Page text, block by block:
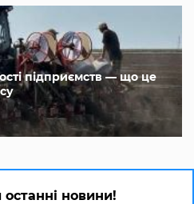
підприємств — що це
новини!